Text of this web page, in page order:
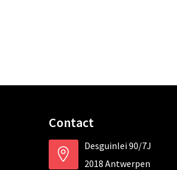
Contact
Desguinlei 90/7J
2018 Antwerpen